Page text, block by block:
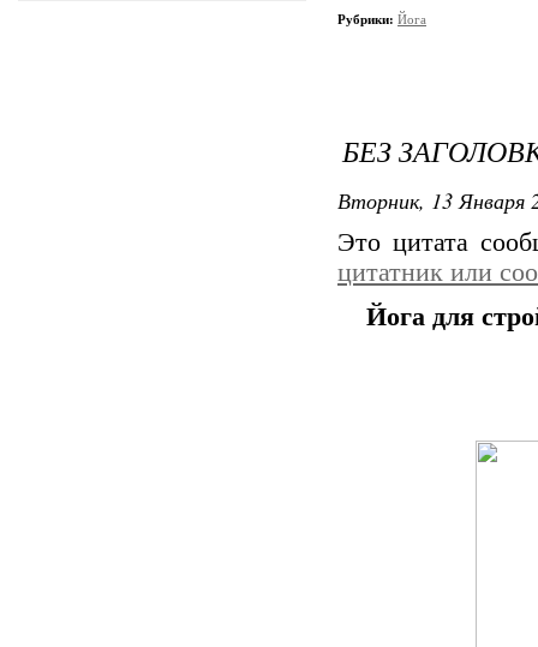
Рубрики: Йога
БЕЗ
Вторник, 13 Января
Это цитата
цитатник или
Йога для